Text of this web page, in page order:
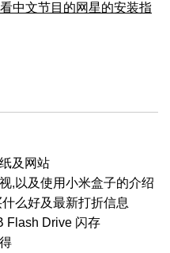
中文节目的网星的安装指
及网站
,以及使用小米盒子的介绍
么好及最新打折信息
Flash Drive 闪存